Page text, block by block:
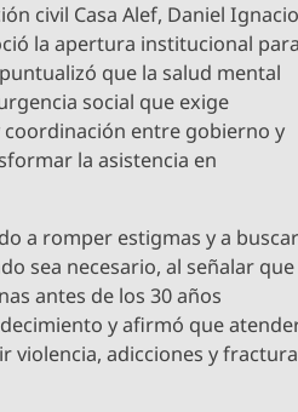
civil Casa Alef, Daniel
la apertura institucional
que la salud mental
social que exige
entre gobierno y
la asistencia en
a romper estigmas y a
sea necesario, al señalar que
antes de los 30 años
y afirmó que
violencia, adicciones y